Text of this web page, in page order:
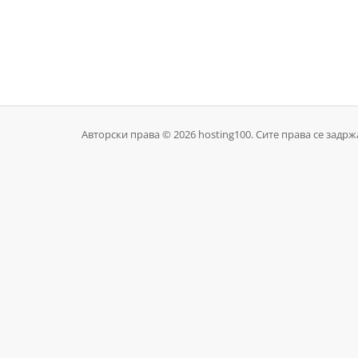
Авторски права © 2026 hosting100. Сите права се